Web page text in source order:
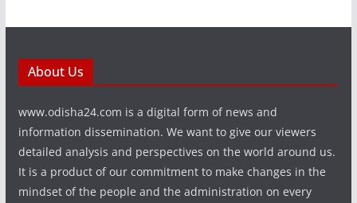
About Us
www.odisha24.com is a digital form of news and
information dissemination. We want to give our viewers
detailed analysis and perspectives on the world around us.
It is a product of our commitment to make changes in the
mindset of the people and the administration on every